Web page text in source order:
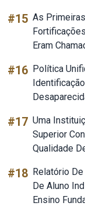
#15 As
Eram
#16 Política
#17 Uma
Superior
Qualidade
#18 Relatório
De Aluno
Ensino